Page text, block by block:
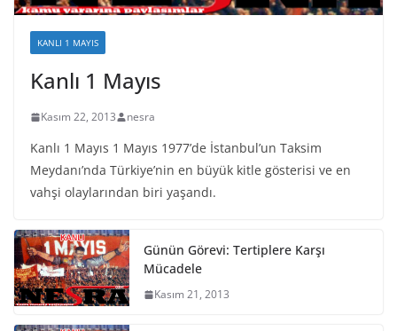
KANLI 1 MAYIS
Kanlı 1 Mayıs
Kasım 22, 2013 nesra
Kanlı 1 Mayıs 1 Mayıs 1977’de İstanbul’un Taksim
Meydanı’nda Türkiye’nin en büyük kitle gösterisi ve en
vahşi olaylarından biri yaşandı.
Günün Görevi: Tertiplere Karşı
Mücadele
Kasım 21, 2013